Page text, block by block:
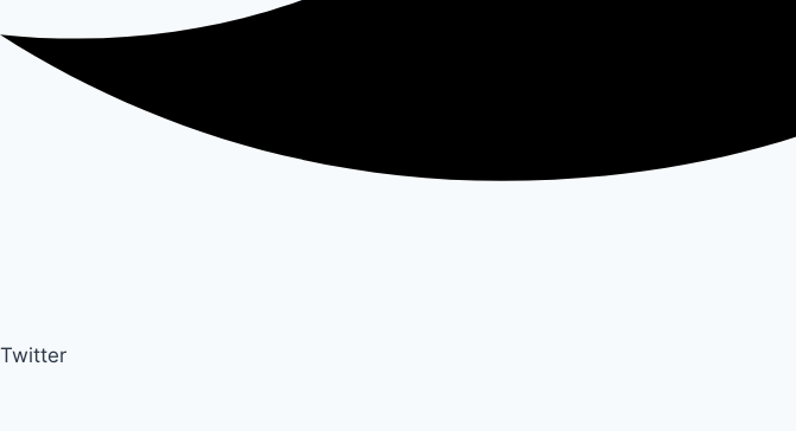
Twitter